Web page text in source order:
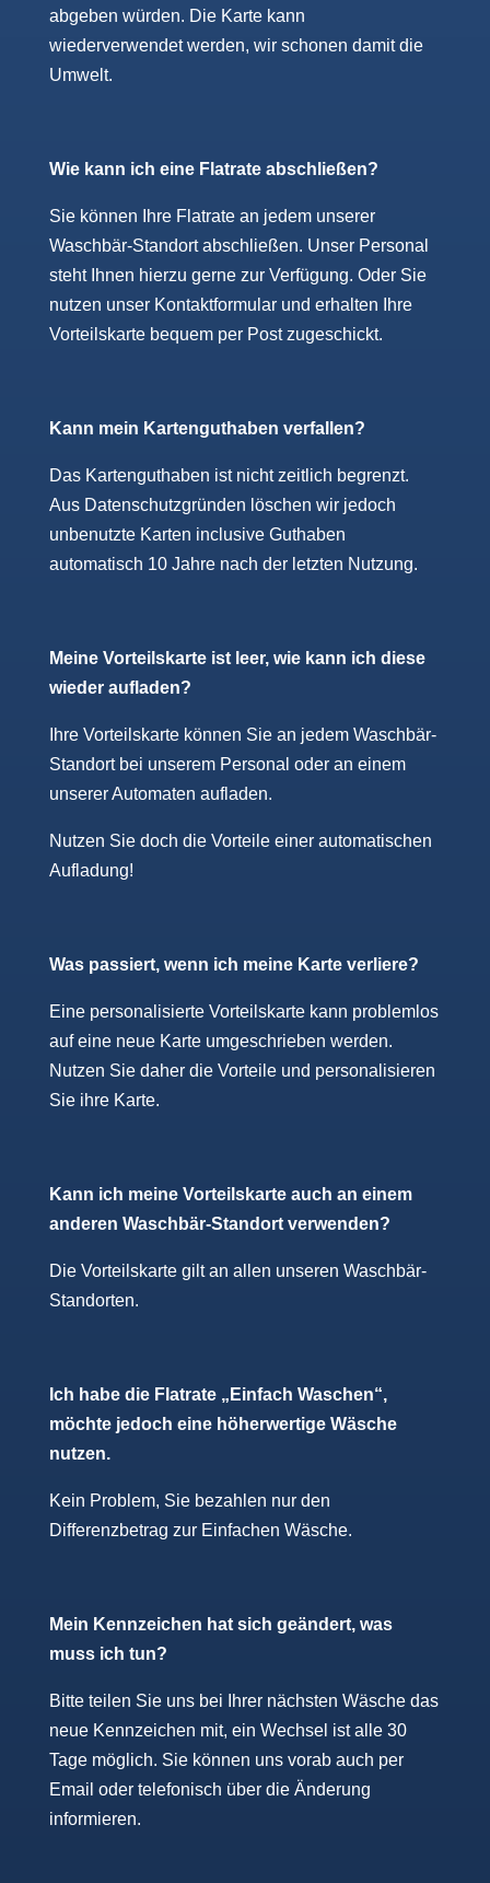
abgeben würden. Die Karte kann
wiederverwendet werden, wir schonen damit die
Umwelt.
Wie kann ich eine Flatrate abschließen?
Sie können Ihre Flatrate an jedem unserer
Waschbär-Standort abschließen. Unser Personal
steht Ihnen hierzu gerne zur Verfügung. Oder Sie
nutzen unser Kontaktformular und erhalten Ihre
Vorteilskarte bequem per Post zugeschickt.
Kann mein Kartenguthaben verfallen?
Das Kartenguthaben ist nicht zeitlich begrenzt.
Aus Datenschutzgründen löschen wir jedoch
unbenutzte Karten inclusive Guthaben
automatisch 10 Jahre nach der letzten Nutzung.
Meine Vorteilskarte ist leer, wie kann ich diese
wieder aufladen?
Ihre Vorteilskarte können Sie an jedem Waschbär-
Standort bei unserem Personal oder an einem
unserer Automaten aufladen.
Nutzen Sie doch die Vorteile einer automatischen
Aufladung!
Was passiert, wenn ich meine Karte verliere?
Eine personalisierte Vorteilskarte kann problemlos
auf eine neue Karte umgeschrieben werden.
Nutzen Sie daher die Vorteile und personalisieren
Sie ihre Karte.
Kann ich meine Vorteilskarte auch an einem
anderen Waschbär-Standort verwenden?
Die Vorteilskarte gilt an allen unseren Waschbär-
Standorten.
Ich habe die Flatrate „Einfach Waschen“,
möchte jedoch eine höherwertige Wäsche
nutzen.
Kein Problem, Sie bezahlen nur den
Differenzbetrag zur Einfachen Wäsche.
Mein Kennzeichen hat sich geändert, was
muss ich tun?
Bitte teilen Sie uns bei Ihrer nächsten Wäsche das
neue Kennzeichen mit, ein Wechsel ist alle 30
Tage möglich. Sie können uns vorab auch per
Email oder telefonisch über die Änderung
informieren.